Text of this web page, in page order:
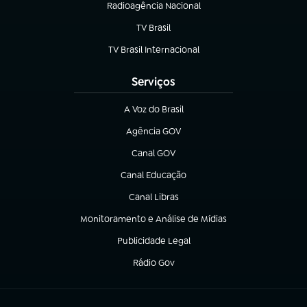
Radioagência Nacional
(abre em nova aba)
TV Brasil
(abre em nova aba)
TV Brasil Internacional
(abre em nova aba)
Serviços
A Voz do Brasil
(abre em nova aba)
Agência GOV
(abre em nova aba)
Canal GOV
(abre em nova aba)
Canal Educação
(abre em nova aba)
Canal Libras
(abre em nova aba)
Monitoramento e Análise de Mídias
(abre em nova aba)
Publicidade Legal
(abre em nova aba)
Rádio Gov
(abre em nova aba)